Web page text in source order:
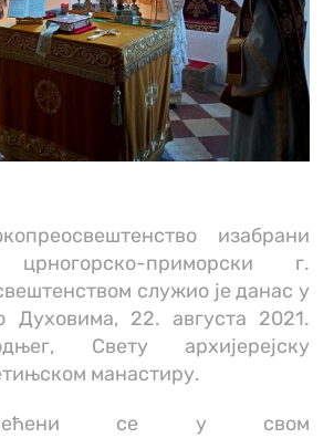
изабрани
црногорско-приморски г.
служио је данас у
Духовима, 22. августа 2021.
Свету архијерејску
манастиру.
се у свом